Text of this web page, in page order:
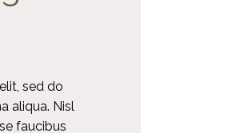
sed do
aliqua. Nisl
faucibus